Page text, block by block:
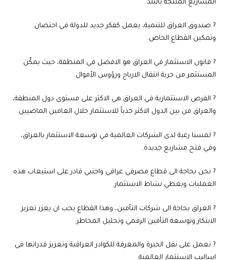
المشاريع المنتجة بالبلد.
? صندوق العراق للتنمية، يعمل كفكر جديد للدولة في احتضان
وتمكين القطاع الخاص.
? قانون الاستثمار في العراق هو الافضل في المنطقة، حيث يمكّن
المستثمر من حرية انتقال الارباح ورؤوس الأموال.
? الفرص الاستثمارية في العراق هي الاكثر على مستوى دول المنطقة،
والعراق من بين الدول الاكثر جذباً للاستثمار خلال العامين الماضيين.
? لمسنا رغبة لدى الشركات العالمية في توسعة الاستثمار بالعراق،
وفي فتح مشاريع جديدة.
? نحن بحاجة الى قطاع مصرفي عراقي واجنبي قادر على استيعاب هذه
العمليات ويغطي نشاط الاستثمار.
? العراق بحاجة الى شركات التأمين، وهذا القطاع يجب ان يعزز تعزيز
الابتكار وتوسعة التأمين الرقمي وتحليل المخاطر.
? نعمل على نقل الخبرة والمعرفة للكوادر العراقية وتعزيز قدراتها في
اساليب الاستثمار العالمية.